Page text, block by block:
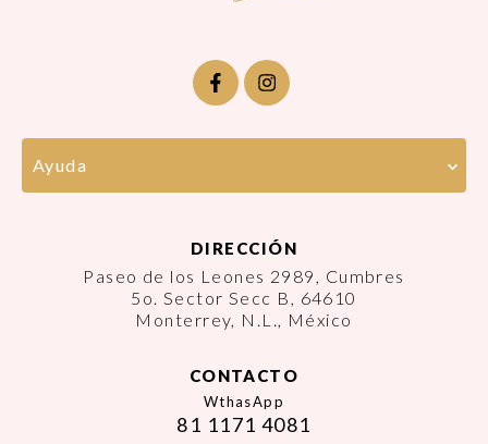
Ayuda
DIRECCIÓN
Paseo de los Leones 2989, Cumbres
5o. Sector Secc B, 64610
Monterrey, N.L., México
CONTACTO
WthasApp
81 1171 4081